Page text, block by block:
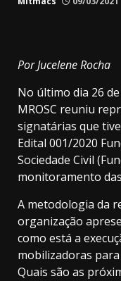
Por Jucelene Rocha
No último dia 26
MROSC reuniu
signatárias que
Edital 001/2020
Sociedade Civil
monitoramento
A metodologia da
organização
como está a
mobilizadoras
Quais são as